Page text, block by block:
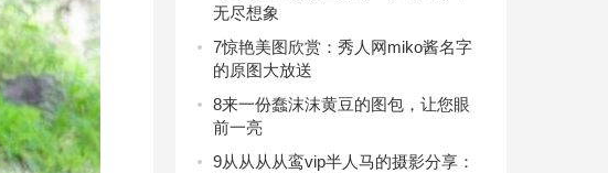
无尽想象
7惊艳美图欣赏：秀人网miko酱名字
的原图大放送
8来一份蠢沫沫黄豆的图包，让您眼
前一亮
9从从从从鸾vip半人马的摄影分享：